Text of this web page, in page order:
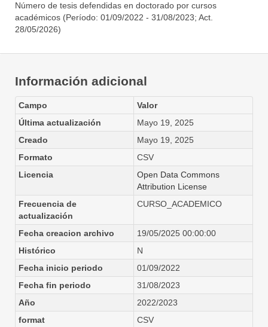
Número de tesis defendidas en doctorado por cursos
académicos (Período: 01/09/2022 - 31/08/2023; Act.
28/05/2026)
Información adicional
Campo
Valor
Última actualización
Mayo 19, 2025
Creado
Mayo 19, 2025
Formato
CSV
Licencia
Open Data Commons
Attribution License
Frecuencia de
actualización
CURSO_ACADEMICO
Fecha creacion archivo
19/05/2025 00:00:00
Histórico
N
Fecha inicio periodo
01/09/2022
Fecha fin periodo
31/08/2023
Año
2022/2023
format
CSV